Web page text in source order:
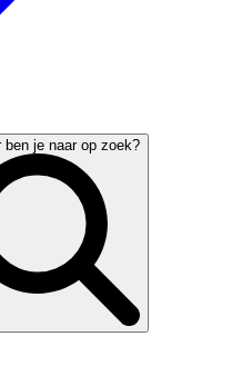
ben je naar op zoek?